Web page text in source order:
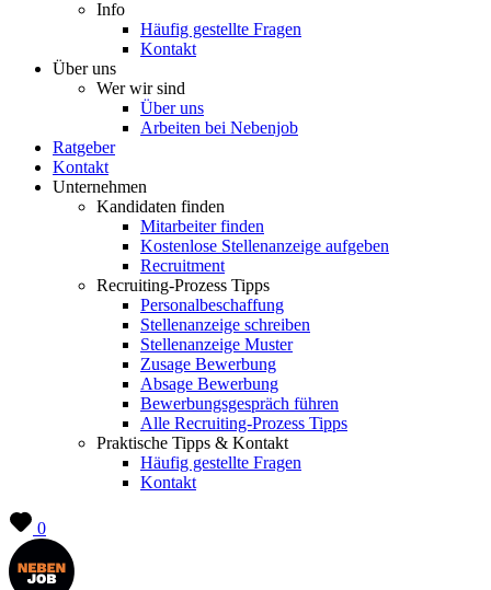
Info
Häufig gestellte Fragen
Kontakt
Über uns
Wer wir sind
Über uns
Arbeiten bei Nebenjob
Ratgeber
Kontakt
Unternehmen
Kandidaten finden
Mitarbeiter finden
Kostenlose Stellenanzeige aufgeben
Recruitment
Recruiting-Prozess Tipps
Personalbeschaffung
Stellenanzeige schreiben
Stellenanzeige Muster
Zusage Bewerbung
Absage Bewerbung
Bewerbungsgespräch führen
Alle Recruiting-Prozess Tipps
Praktische Tipps & Kontakt
Häufig gestellte Fragen
Kontakt
0